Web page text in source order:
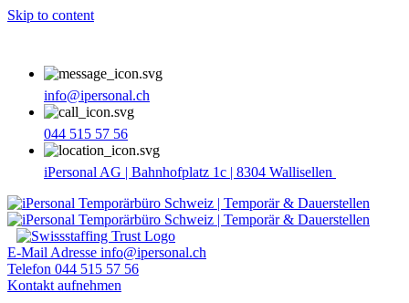
Skip to content
info@ipersonal.ch
044 515 57 56
iPersonal AG | Bahnhofplatz 1c | 8304 Wallisellen
E-Mail Adresse info@ipersonal.ch
Telefon 044 515 57 56
Kontakt aufnehmen